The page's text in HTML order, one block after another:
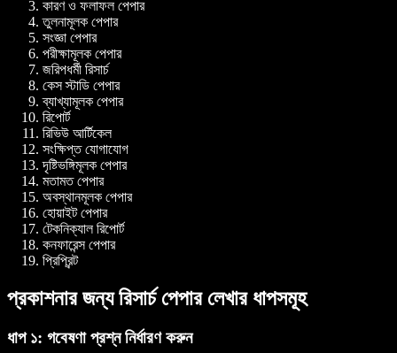
কারণ ও ফলাফল পেপার
তুলনামূলক পেপার
সংজ্ঞা পেপার
পরীক্ষামূলক পেপার
জরিপধর্মী রিসার্চ
কেস স্টাডি পেপার
ব্যাখ্যামূলক পেপার
রিপোর্ট
রিভিউ আর্টিকেল
সংক্ষিপ্ত যোগাযোগ
দৃষ্টিভঙ্গিমূলক পেপার
মতামত পেপার
অবস্থানমূলক পেপার
হোয়াইট পেপার
টেকনিক্যাল রিপোর্ট
কনফারেন্স পেপার
প্রিপ্রিন্ট
প্রকাশনার জন্য রিসার্চ পেপার লেখার ধাপসমূহ
ধাপ ১: গবেষণা প্রশ্ন নির্ধারণ করুন